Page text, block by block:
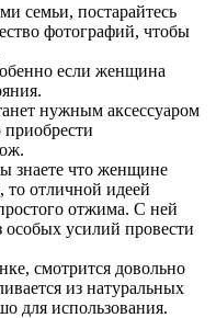
семьи, постарайтесь
фотографий, чтобы
если женщина
нужным аксессуаром
знаете что женщине
то отличной идеей
отжима. С ней
усилий провести
смотрится довольно
из натуральных
для использования.